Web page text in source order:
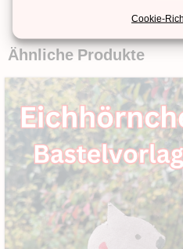
Cookie-
Ähnliche Produkte